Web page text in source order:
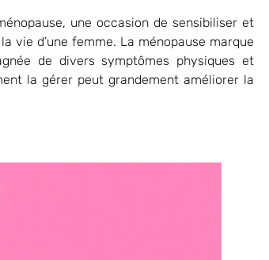
une occasion de sensibiliser et
vie d’une femme. La ménopause marque
de divers symptômes physiques et
la gérer peut grandement améliorer la